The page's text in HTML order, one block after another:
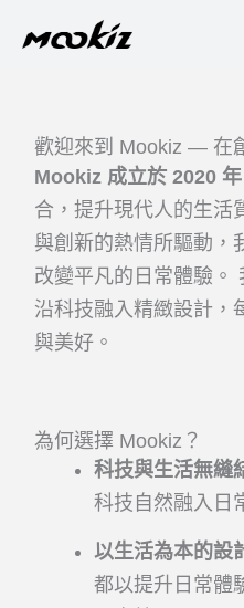
歡迎來到 Mookiz — 在
Mookiz 成立於 2020 年
合，提升現代人的生活
與創新的熱情所驅動，
改變平凡的日常體驗。
沿科技融入精緻設計，
與美好。
為何選擇 Mookiz？
科技與生活無縫
科技自然融入日
以生活為本的設
都以提升日常體